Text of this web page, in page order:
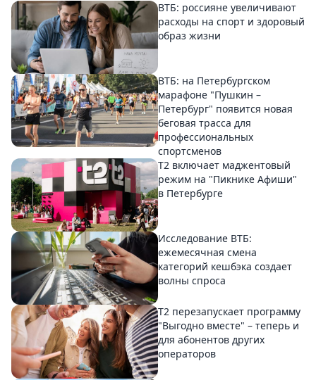
ВТБ: россияне увеличивают
расходы на спорт и здоровый
образ жизни
ВТБ: на Петербургском
марафоне "Пушкин –
Петербург" появится новая
беговая трасса для
профессиональных
спортсменов
Т2 включает маджентовый
режим на "Пикнике Афиши"
в Петербурге
Исследование ВТБ:
ежемесячная смена
категорий кешбэка создает
волны спроса
Т2 перезапускает программу
"Выгодно вместе" – теперь и
для абонентов других
операторов